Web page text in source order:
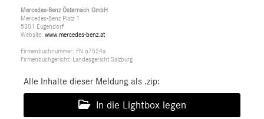
Mercedes-Benz Österreich GmbH
Mercedes-Benz Platz 1
5301 Eugendorf
Website: www.mercedes-benz.at
Firmenbuchnummer: FN 67524a
Firmenbuchgericht: Landesgericht Salzburg
Alle Inhalte dieser Meldung als .zip:
In die Lightbox legen